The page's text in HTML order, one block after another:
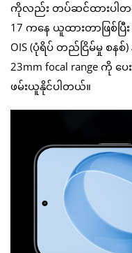
ကိုလည်း တပ်ဆင်ထားပါတ
17 ကနေ ယူထားတာဖြစ်ပြီး
OIS (ပုံရိပ် တည်ငြိမ်မှု စန
23mm focal range ကို ပေ
ဖမ်းယူနိုင်ပါတယ်။